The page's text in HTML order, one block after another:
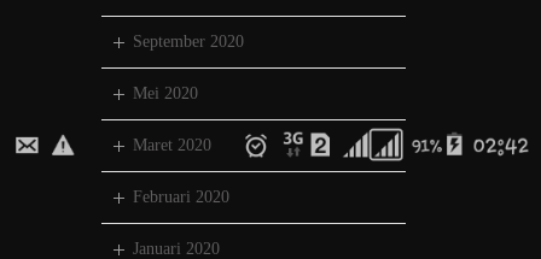
September 2020
Mei 2020
Maret 2020
Februari 2020
Januari 2020